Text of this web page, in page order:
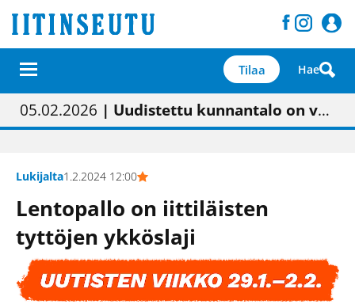
Tilaa Hae
01.02.2026 | Painon vaihtumisen pitäisi näkyä hieman parempana painojäljen laatuna lehdessä
05.02.2026 | Uudistettu kunnantalo on valoisa
23.04.2026 | “Olemme käynnistämässä uudelleen keskustavisiotyön”
09.05.2026| "Maalla on totuttu elämään omavaraisemmin kuin kaupungissa"
Lukijalta1.2.2024 12:00
Lentopallo on iittiläisten
tyttöjen ykköslaji